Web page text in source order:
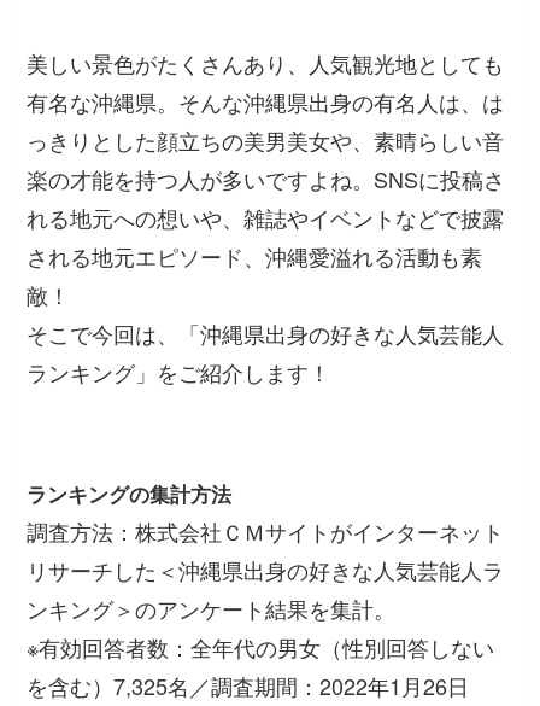
美しい景色がたくさんあり、人気観光地としても
有名な沖縄県。そんな沖縄県出身の有名人は、は
っきりとした顔立ちの美男美女や、素晴らしい音
楽の才能を持つ人が多いですよね。SNSに投稿さ
れる地元への想いや、雑誌やイベントなどで披露
される地元エピソード、沖縄愛溢れる活動も素
敵！
そこで今回は、「沖縄県出身の好きな人気芸能人
ランキング」をご紹介します！
ランキングの集計方法
調査方法：株式会社ＣＭサイトがインターネット
リサーチした＜沖縄県出身の好きな人気芸能人ラ
ンキング＞のアンケート結果を集計。
※有効回答者数：全年代の男女（性別回答しない
を含む）7,325名／調査期間：2022年1月26日